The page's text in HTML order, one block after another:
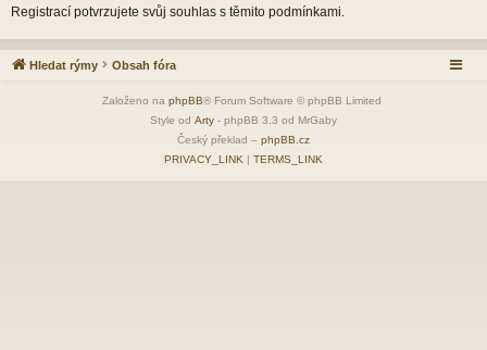
Registrací potvrzujete svůj souhlas s těmito podmínkami.
Hledat rýmy Obsah fóra
Založeno na phpBB® Forum Software © phpBB Limited
Style od Arty - phpBB 3.3 od MrGaby
Český překlad – phpBB.cz
PRIVACY_LINK | TERMS_LINK